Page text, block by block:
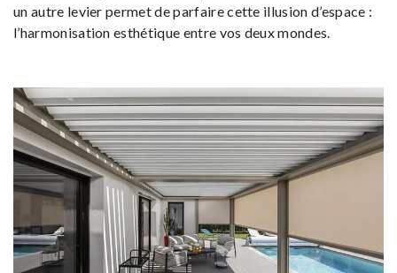
un autre levier permet de parfaire cette illusion d’espace :
l’harmonisation esthétique entre vos deux mondes.